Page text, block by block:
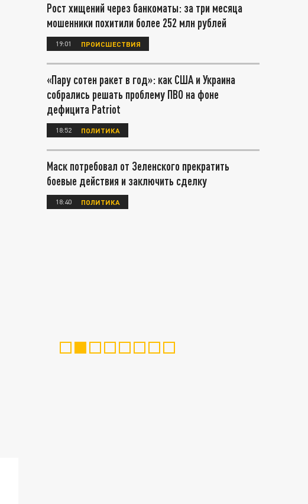
Рост хищений через банкоматы: за три месяца
мошенники похитили более 252 млн рублей
19:01 ПРОИСШЕСТВИЯ
«Пару сотен ракет в год»: как США и Украина
собрались решать проблему ПВО на фоне
дефицита Patriot
18:52 ПОЛИТИКА
Маск потребовал от Зеленского прекратить
боевые действия и заключить сделку
18:40 ПОЛИТИКА